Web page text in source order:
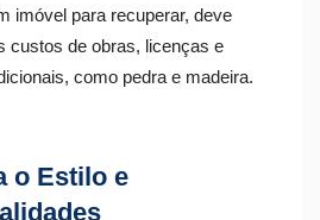
imóvel para recuperar, deve
custos de obras, licenças e
como pedra e madeira.
o Estilo e